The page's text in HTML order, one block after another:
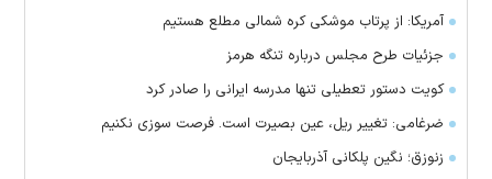
آمریکا: از پرتاب موشکی کره شمالی مطلع هستیم
جزئیات طرح مجلس درباره تنگه هرمز
کویت دستور تعطیلی تنها مدرسه ایرانی را صادر کرد
ضرغامی: تغییر ریل، عین بصیرت است. فرصت سوزی نکنیم
زنوزق؛ نگین پلکانی آذربایجان